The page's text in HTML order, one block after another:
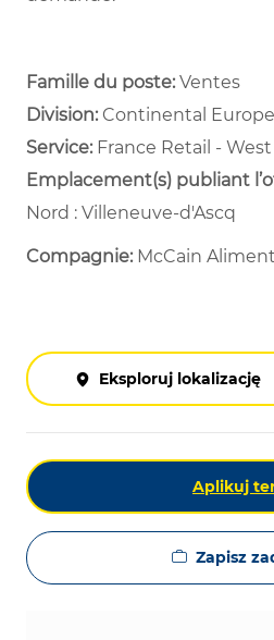
Famille du poste:Ventes
Division: Continental Europe
Service: ​ France Retail - West
Emplacement(s) publiant
Nord : Villeneuve-d'Ascq
Compagnie: McCain
Eksploruj lokalizację
Aplikuj
Zapisz